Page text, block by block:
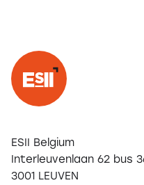
ESII Belgium
Interleuvenlaan 62 bus
3001 LEUVEN